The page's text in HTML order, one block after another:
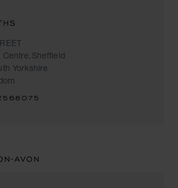
Yorkshire
AVON